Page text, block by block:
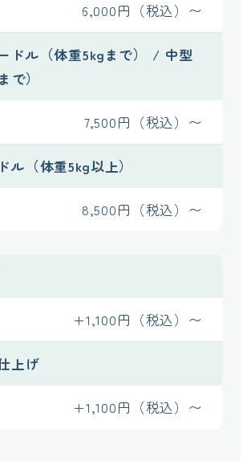
6,000円（税込）〜
ドル（体重5kgまで） / 中型
で）
7,500円（税込）〜
ル（体重5kg以上）
8,500円（税込）〜
+1,100円（税込）〜
上げ
+1,100円（税込）〜